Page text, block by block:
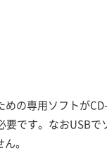
の専用ソフトが
要です。なおUSB
。